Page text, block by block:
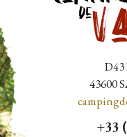
D43
43600
+33